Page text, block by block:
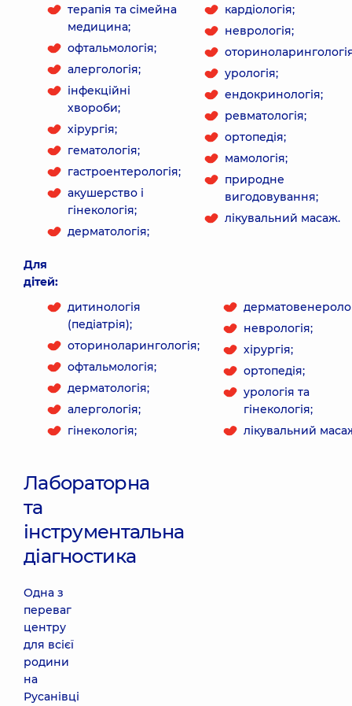
терапія та сімейна
медицина;
офтальмологія;
алергологія;
інфекційні
хвороби;
хірургія;
гематологія;
гастроентерологія;
акушерство і
гінекологія;
дерматологія;
кардіологія;
неврологія;
урологія;
ендокринологія;
ревматологія;
ортопедія;
мамологія;
природне
вигодовування;
лікувальний масаж.
Для
дітей:
дитинологія
(педіатрія);
оториноларингологія;
офтальмологія;
дерматологія;
алергологія;
гінекологія;
неврологія;
хірургія;
ортопедія;
урологія та
гінекологія;
лікувальний
Лабораторна
та
інструментальна
діагностика
Одна з
переваг
центру
для всієї
родини
на
Русанівці